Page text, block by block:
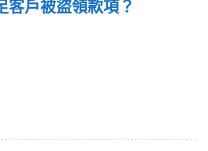
客戶被盜領款項？